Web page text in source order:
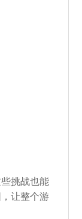
挑战也能
让整个游